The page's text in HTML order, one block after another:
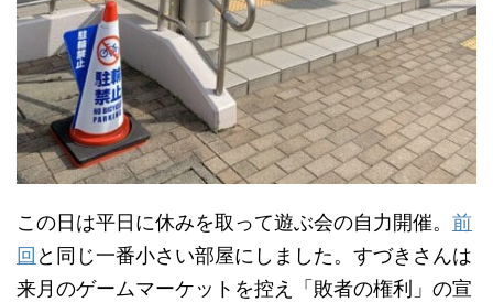
この日は平日に休みを取って遊ぶ会の自力開催。 前
回 と同じ一番小さい部屋にしました。すづきさんは
来月のゲームマーケットを控え「敗者の権利」の宣